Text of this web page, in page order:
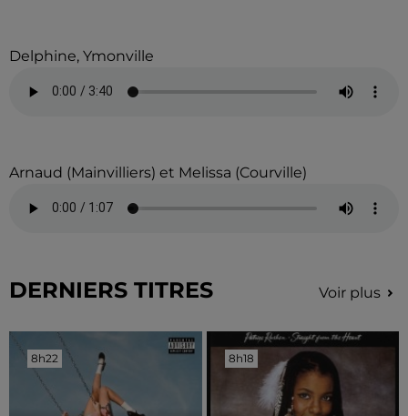
Delphine, Ymonville
Arnaud (Mainvilliers) et Melissa (Courville)
DERNIERS TITRES Voir plus
8h22
8h22 8h18
8h18